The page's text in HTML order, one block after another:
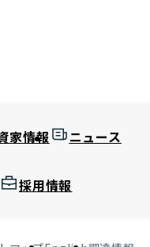
家情報 ニュース
採用情報